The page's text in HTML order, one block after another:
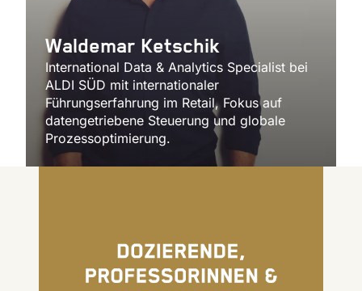
Waldemar Ketschik
International Data & Analytics Specialist bei
ALDI SÜD mit internationaler
Führungserfahrung im Retail, Fokus auf
datengetriebene Steuerung und globale
Prozessoptimierung.